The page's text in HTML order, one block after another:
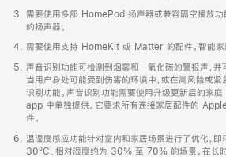
需要使用多部 HomePod 扬声器或兼容隔空播放功
的扬声器。
需要使用支持 HomeKit 或 Matter 的配件。智能家
声音识别功能可检测到烟雾和一氧化碳的警报声，并
当用户身处可能受到伤害的环境中，或在高风险或紧
识别功能。声音识别功能需要使用升级更新后的家
app 中单独提供。它要求所有连接家居配件的
件。
温湿度感应功能针对室内和家居场景进行了优化，
30ºC、相对湿度约为 30% 至 70% 的场景。在长